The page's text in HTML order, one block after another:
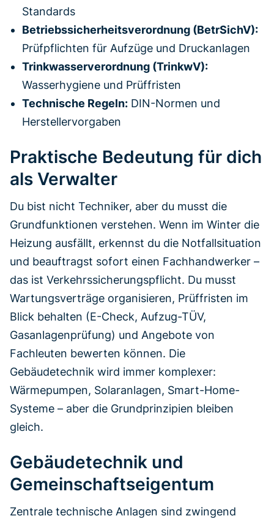
Standards
Betriebssicherheitsverordnung (BetrSichV):
Prüfpflichten für Aufzüge und Druckanlagen
Trinkwasserverordnung (TrinkwV):
Wasserhygiene und Prüffristen
Technische Regeln: DIN-Normen und
Herstellervorgaben
Praktische Bedeutung für dich
als Verwalter
Du bist nicht Techniker, aber du musst die
Grundfunktionen verstehen. Wenn im Winter die
Heizung ausfällt, erkennst du die Notfallsituation
und beauftragst sofort einen Fachhandwerker –
das ist Verkehrssicherungspflicht. Du musst
Wartungsverträge organisieren, Prüffristen im
Blick behalten (E-Check, Aufzug-TÜV,
Gasanlagenprüfung) und Angebote von
Fachleuten bewerten können. Die
Gebäudetechnik wird immer komplexer:
Wärmepumpen, Solaranlagen, Smart-Home-
Systeme – aber die Grundprinzipien bleiben
gleich.
Gebäudetechnik und
Gemeinschaftseigentum
Zentrale technische Anlagen sind zwingend